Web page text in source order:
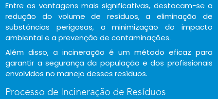
Entre as vantagens mais significativas, destacam-se a
redução do volume de resíduos, a eliminação de
substâncias perigosas, a minimização do impacto
ambiental e a prevenção de contaminações.
Além disso, a incineração é um método eficaz para
garantir a segurança da população e dos profissionais
envolvidos no manejo desses resíduos.
Processo de Incineração de Resíduos